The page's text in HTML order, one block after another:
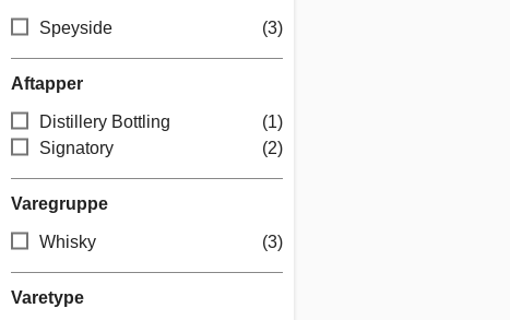
Speyside (3)
Aftapper
Distillery Bottling
(1)
Signatory
(2)
Varegruppe
Whisky (3)
Varetype